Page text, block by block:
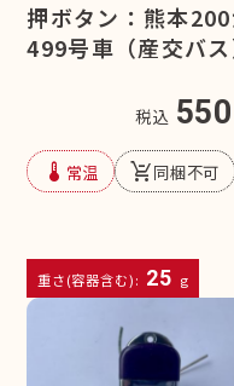
押ボタン：熊本
499号車（産交バス
税込 550
device_thermostat 常温 remove_shopping_cart同梱不可
重さ(容器含む): 25 g